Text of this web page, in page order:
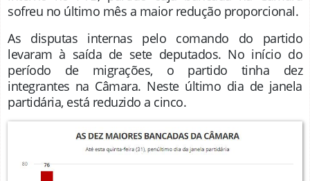
sofreu no último mês a maior redução proporcional.
As disputas internas pelo comando do partido
levaram à saída de sete deputados. No início do
período de migrações, o partido tinha dez
integrantes na Câmara. Neste último dia de janela
partidária, está reduzido a cinco.